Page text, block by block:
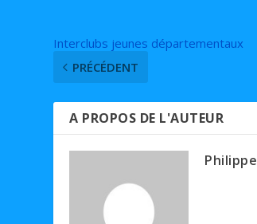
Interclubs jeunes départementaux
PRÉCÉDENT
A PROPOS DE L'AUTEUR
Philippe